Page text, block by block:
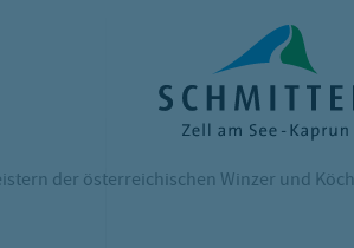
der österreichischen Winzer und